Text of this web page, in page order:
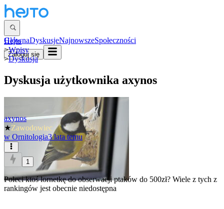
GłównaDyskusjeNajnowszeSpołeczności
Zaloguj się
Hejto
>Wpisy
>Dyskusja
Dyskusja użytkownika axynos
axynos
★Zawodowiec
w Ornitologia3 lata temu
1
Poleci ktoś lornetkę do obserwacji ptaków do 500zł? Wiele z tych z
rankingów jest obecnie niedostępna